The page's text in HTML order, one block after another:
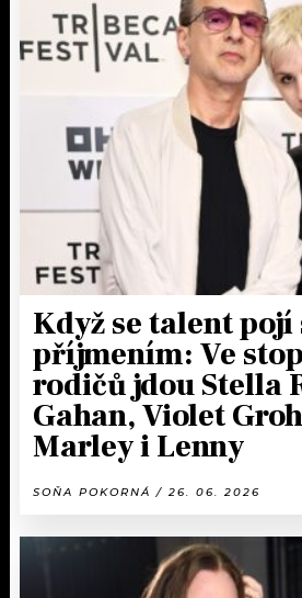
Když se talent pojí
příjmením: Ve
rodičů jdou Stella
Gahan, Violet
Marley i Lenny
SOŇA POKORNÁ / 26. 06. 2026